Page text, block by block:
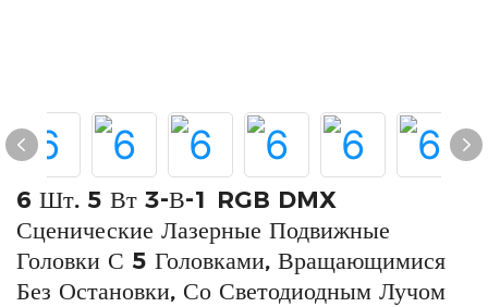
6 Шт. 5 Вт 3-В-1 RGB DMX
Сценические Лазерные Подвижные
Головки С 5 Головками, Вращающимися
Без Остановки, Со Светодиодным Лучом